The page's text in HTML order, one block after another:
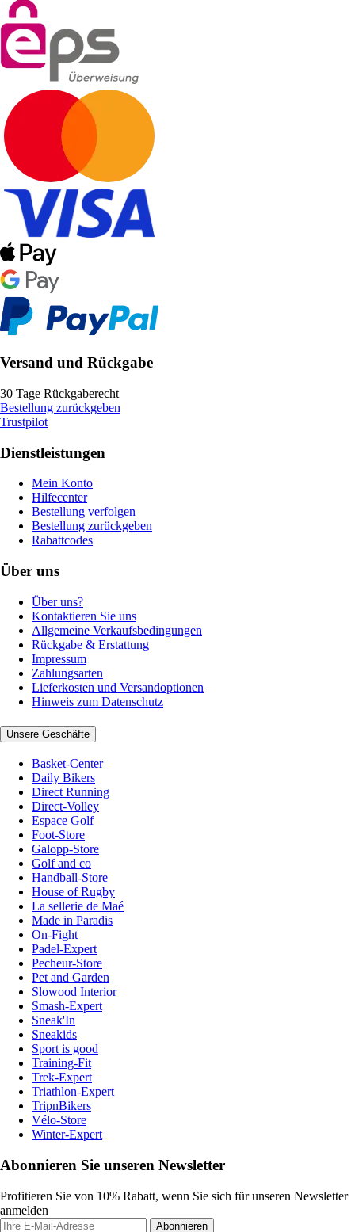
Versand und Rückgabe
30 Tage Rückgaberecht
Bestellung zurückgeben
Trustpilot
Dienstleistungen
Mein Konto
Hilfecenter
Bestellung verfolgen
Bestellung zurückgeben
Rabattcodes
Über uns
Über uns?
Kontaktieren Sie uns
Allgemeine Verkaufsbedingungen
Rückgabe & Erstattung
Impressum
Zahlungsarten
Lieferkosten und Versandoptionen
Hinweis zum Datenschutz
Unsere Geschäfte
Basket-Center
Daily Bikers
Direct Running
Direct-Volley
Espace Golf
Foot-Store
Galopp-Store
Golf and co
Handball-Store
House of Rugby
La sellerie de Maé
Made in Paradis
On-Fight
Padel-Expert
Pecheur-Store
Pet and Garden
Slowood Interior
Smash-Expert
Sneak'In
Sneakids
Sport is good
Training-Fit
Trek-Expert
Triathlon-Expert
TripnBikers
Vélo-Store
Winter-Expert
Abonnieren Sie unseren Newsletter
Profitieren Sie von 10% Rabatt, wenn Sie sich für unseren Newsletter
anmelden
Abonnieren